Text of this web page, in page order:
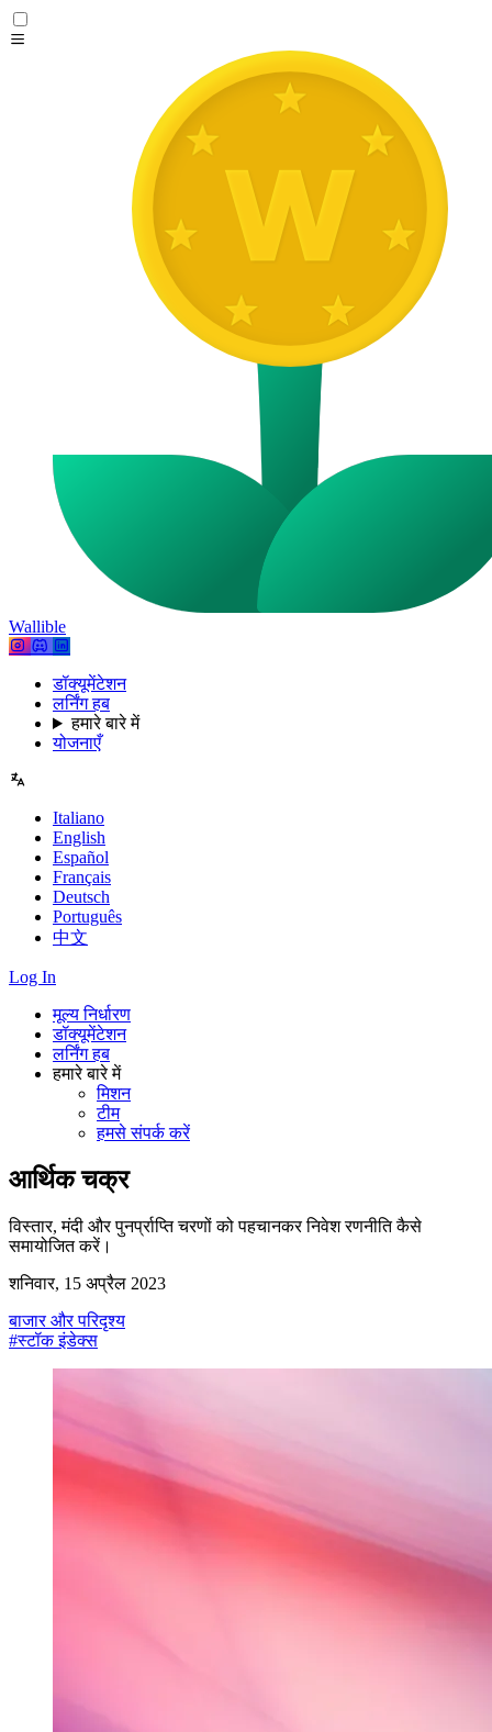
Wallible
डॉक्यूमेंटेशन
लर्निंग हब
हमारे बारे में
योजनाएँ
Italiano
English
Español
Français
Deutsch
Português
中文
Log In
मूल्य निर्धारण
डॉक्यूमेंटेशन
लर्निंग हब
हमारे बारे में
मिशन
टीम
हमसे संपर्क करें
आर्थिक चक्र
विस्तार, मंदी और पुनर्प्राप्ति चरणों को पहचानकर निवेश रणनीति कैसे
समायोजित करें।
शनिवार, 15 अप्रैल 2023
बाजार और परिदृश्य
#स्टॉक इंडेक्स